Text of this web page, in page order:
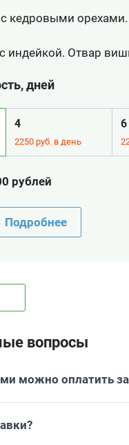
кедровыми орехами.
индейкой. Отвар
дней
4
2250 руб. в день
6
рублей
Подробнее
вопросы
можно оплатить